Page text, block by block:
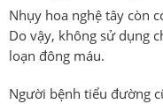
Nhụy hoa nghệ tây còn
Do vậy, không sử dụng
loạn đông máu.
Người bệnh tiểu đường